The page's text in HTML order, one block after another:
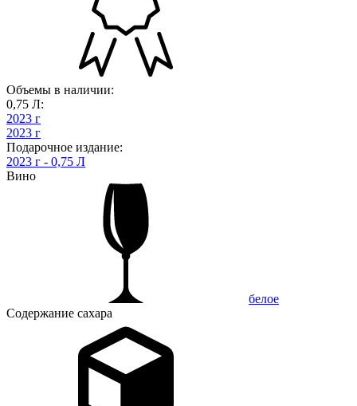
Объемы в наличии:
0,75 Л:
2023 г
2023 г
Подарочное издание:
2023 г - 0,75 Л
Вино
белое
Содержание сахара